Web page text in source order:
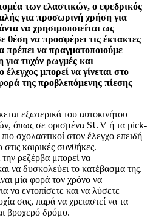
των ελαστικών, ο εφεδρικός
για προσωρινή χρήση για
να χρησιμοποιείται ως
θέση να προσφέρει τις έκτακτες
πρέπει να πραγματοποιούμε
για τυχόν ρωγμές και
μπορεί να γίνεται στο
της προβλεπόμενης πίεσης
εξωτερικά του αυτοκινήτου
όπως σε ορισμένα SUV ή τα pick-
σχολαστικοί στον έλεγχο επειδή
στις καιρικές συνθήκες.
ρεζέρβα μπορεί να
να δυσκολεύει το κατέβασμα της.
μία φορά τον χρόνο να
να εντοπίσετε και να λύσετε
σας, παρά να χρειαστεί να τα
βροχερό δρόμο.